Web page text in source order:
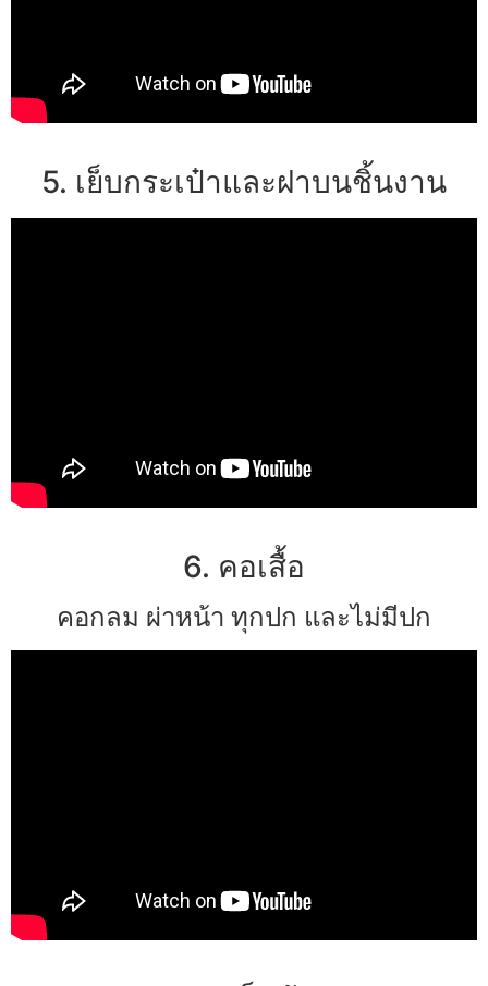
5. เย็บกระเป๋าและฝาบนชิ้นงาน
6. คอเสื้อ
คอกลม ผ่าหน้า ทุกปก และไม่มีปก